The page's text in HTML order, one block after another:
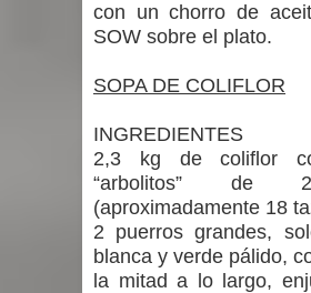
con un chorro de
SOW sobre el plato.
SOPA DE COLIFLOR
INGREDIENTES
2,3 kg de coliflor
“arbolitos” de
(aproximadamente 18
2 puerros grandes,
blanca y verde pálido,
la mitad a lo largo,